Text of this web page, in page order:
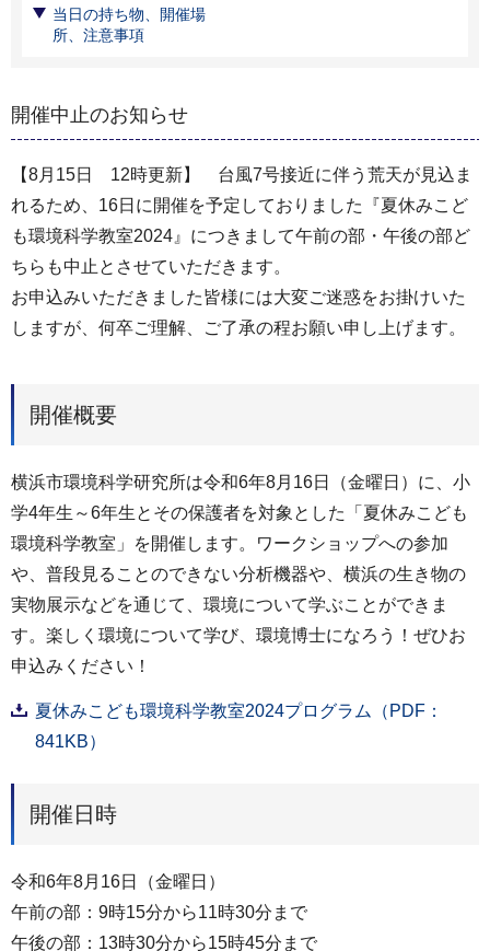
当日の持ち物、開催場
所、注意事項
開催中止のお知らせ
【8月15日 12時更新】 台風7号接近に伴う荒天が見込ま
れるため、16日に開催を予定しておりました『夏休みこど
も環境科学教室2024』につきまして午前の部・午後の部ど
ちらも中止とさせていただきます。
お申込みいただきました皆様には大変ご迷惑をお掛けいた
しますが、何卒ご理解、ご了承の程お願い申し上げます。
開催概要
横浜市環境科学研究所は令和6年8月16日（金曜日）に、小
学4年生～6年生とその保護者を対象とした「夏休みこども
環境科学教室」を開催します。ワークショップへの参加
や、普段見ることのできない分析機器や、横浜の生き物の
実物展示などを通じて、環境について学ぶことができま
す。楽しく環境について学び、環境博士になろう！ぜひお
申込みください！
夏休みこども環境科学教室2024プログラム（PDF：
841KB）
開催日時
令和6年8月16日（金曜日）
午前の部：9時15分から11時30分まで
午後の部：13時30分から15時45分まで